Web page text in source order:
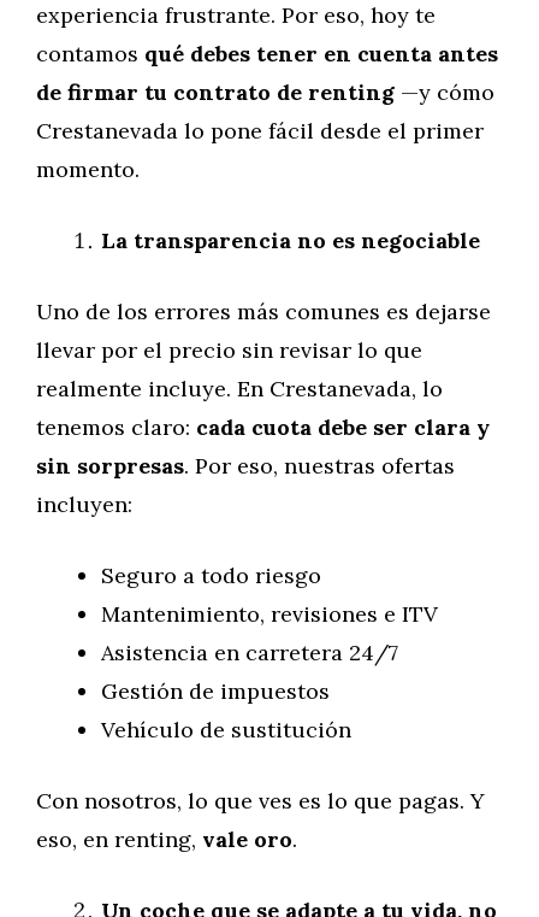
experiencia frustrante. Por eso, hoy te
contamos qué debes tener en cuenta antes
de firmar tu contrato de renting —y cómo
Crestanevada lo pone fácil desde el primer
momento.
La transparencia no es negociable
Uno de los errores más comunes es dejarse
llevar por el precio sin revisar lo que
realmente incluye. En Crestanevada, lo
tenemos claro: cada cuota debe ser clara y
sin sorpresas. Por eso, nuestras ofertas
incluyen:
Seguro a todo riesgo
Mantenimiento, revisiones e ITV
Asistencia en carretera 24/7
Gestión de impuestos
Vehículo de sustitución
Con nosotros, lo que ves es lo que pagas. Y
eso, en renting, vale oro.
Un coche que se adapte a tu vida, no